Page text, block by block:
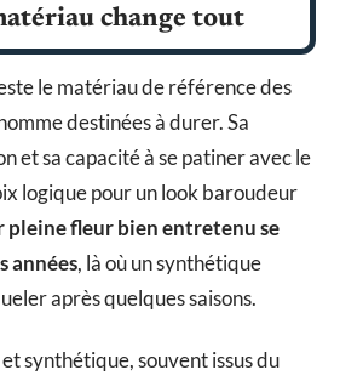
change tout
le matériau de référence des
destinées à durer. Sa
et sa capacité à se patiner avec le
logique pour un look baroudeur
pleine fleur bien entretenu se
années, là où un synthétique
après quelques saisons.
synthétique, souvent issus du